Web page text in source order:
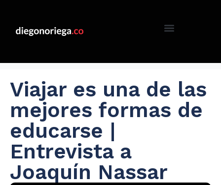
Viajar es una de las
mejores formas de
educarse |
Entrevista a
Joaquín Nassar